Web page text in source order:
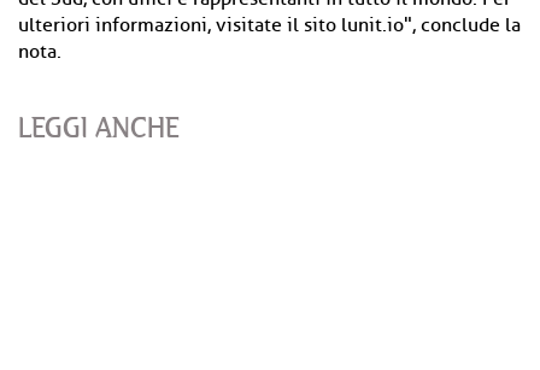
ulteriori informazioni, visitate il sito lunit.io", conclude la
nota.
LEGGI ANCHE